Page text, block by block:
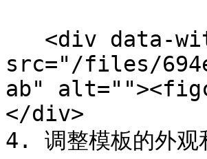
src="/files/
ab"
</div>
4. 调整模板的外观